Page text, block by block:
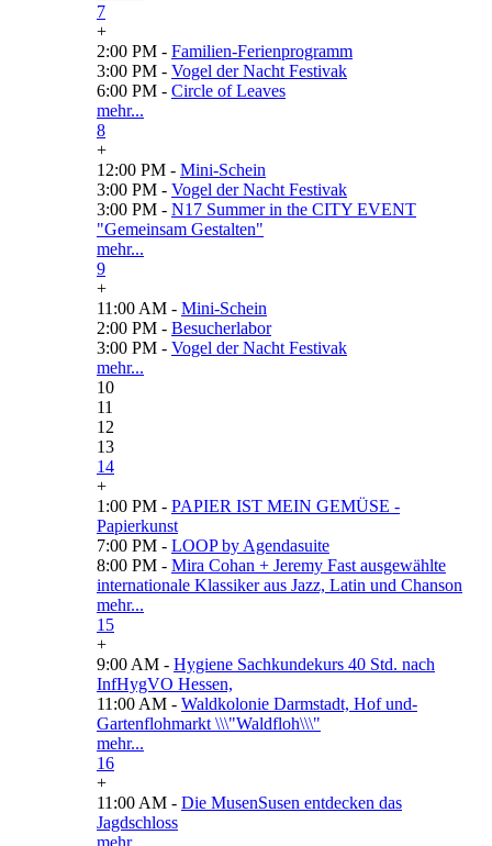
7
+
2:00 PM - Familien-Ferienprogramm
3:00 PM - Vogel der Nacht Festivak
6:00 PM - Circle of Leaves
mehr...
8
+
12:00 PM - Mini-Schein
3:00 PM - Vogel der Nacht Festivak
3:00 PM - N17 Summer in the CITY EVENT
"Gemeinsam Gestalten"
mehr...
9
+
11:00 AM - Mini-Schein
2:00 PM - Besucherlabor
3:00 PM - Vogel der Nacht Festivak
mehr...
10
11
12
13
14
+
1:00 PM - PAPIER IST MEIN GEMÜSE -
Papierkunst
7:00 PM - LOOP by Agendasuite
8:00 PM - Mira Cohan + Jeremy Fast ausgewählte
internationale Klassiker aus Jazz, Latin und Chanson
mehr...
15
+
9:00 AM - Hygiene Sachkundekurs 40 Std. nach
InfHygVO Hessen,
11:00 AM - Waldkolonie Darmstadt, Hof und-
Gartenflohmarkt \\\"Waldfloh\\\"
mehr...
16
+
11:00 AM - Die MusenSusen entdecken das
Jagdschloss
mehr...